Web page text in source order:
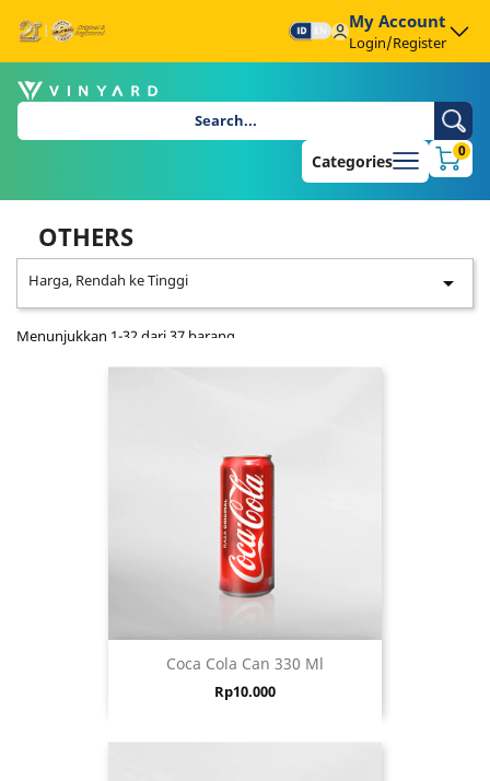
My Account
Login/Register
Categories
0
OTHERS
Harga, Rendah ke Tinggi 
Menunjukkan 1-32 dari 37 barang
Coca Cola Can 330 Ml
Harga
Rp10.000